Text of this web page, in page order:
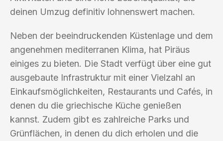
deinen Umzug definitiv lohnenswert machen.
Neben der beeindruckenden Küstenlage und dem
angenehmen mediterranen Klima, hat Piräus
einiges zu bieten. Die Stadt verfügt über eine gut
ausgebaute Infrastruktur mit einer Vielzahl an
Einkaufsmöglichkeiten, Restaurants und Cafés, in
denen du die griechische Küche genießen
kannst. Zudem gibt es zahlreiche Parks und
Grünflächen, in denen du dich erholen und die